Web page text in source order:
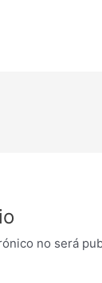
no será